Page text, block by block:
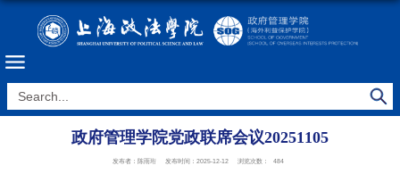
政府管理学院党政联席会议20251105
发布者：陈雨珩 发布时间：2025-12-12 浏览次数： 484